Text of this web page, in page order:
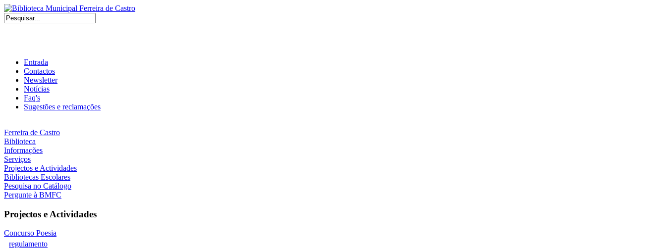
Entrada
Contactos
Newsletter
Notícias
Faq's
Sugestões e reclamações
Ferreira de Castro
Biblioteca
Informações
Serviços
Projectos e Actividades
Bibliotecas Escolares
Pesquisa no Catálogo
Pergunte à BMFC
Projectos e Actividades
Concurso Poesia
regulamento